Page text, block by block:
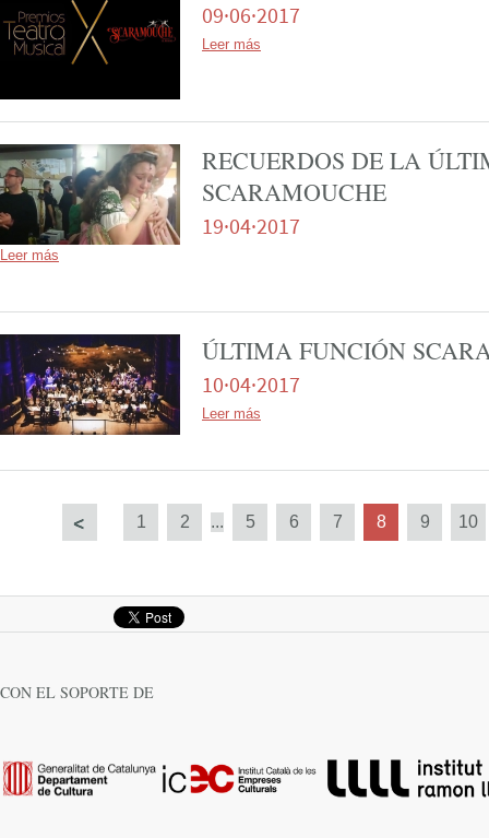
09·06·2017
Leer más
RECUERDOS DE LA
SCARAMOUCHE
19·04·2017
Leer más
ÚLTIMA FUNCIÓN
10·04·2017
Leer más
1 2 ... 5 6 7 8 9 10
Següent
CON EL SOPORTE DE